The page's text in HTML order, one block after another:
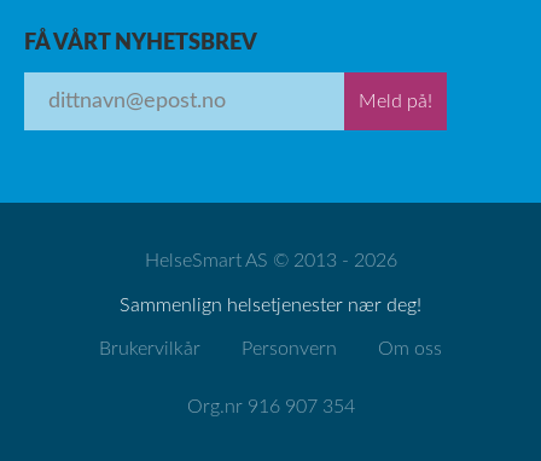
FÅ VÅRT NYHETSBREV
Meld på!
HelseSmart AS © 2013 - 2026
Sammenlign helsetjenester nær deg!
Brukervilkår Personvern Om oss
Org.nr 916 907 354